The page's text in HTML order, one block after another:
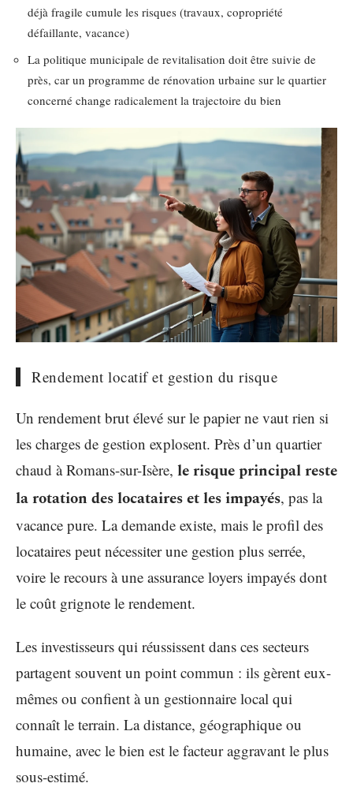
déjà fragile cumule les risques (travaux, copropriété
défaillante, vacance)
La politique municipale de revitalisation doit être suivie de
près, car un programme de rénovation urbaine sur le quartier
concerné change radicalement la trajectoire du bien
Rendement locatif et gestion du risque
Un rendement brut élevé sur le papier ne vaut rien si
les charges de gestion explosent. Près d’un quartier
chaud à Romans-sur-Isère, le risque principal reste
la rotation des locataires et les impayés, pas la
vacance pure. La demande existe, mais le profil des
locataires peut nécessiter une gestion plus serrée,
voire le recours à une assurance loyers impayés dont
le coût grignote le rendement.
Les investisseurs qui réussissent dans ces secteurs
partagent souvent un point commun : ils gèrent eux-
mêmes ou confient à un gestionnaire local qui
connaît le terrain. La distance, géographique ou
humaine, avec le bien est le facteur aggravant le plus
sous-estimé.